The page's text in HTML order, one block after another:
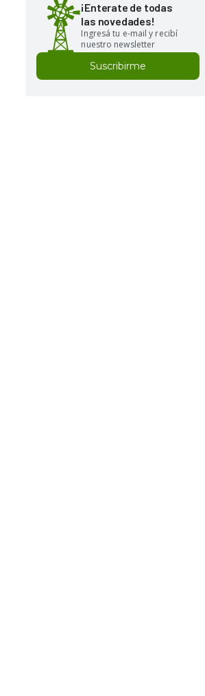
¡Enterate de todas
las novedades!
Ingresá tu e-mail y recibí
nuestro newsletter
Suscribirme